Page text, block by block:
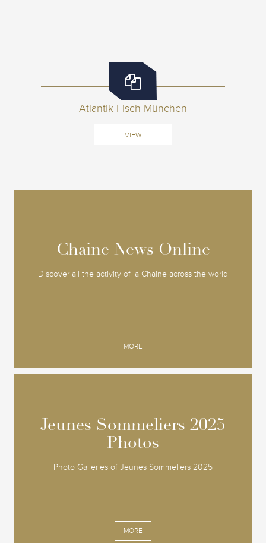
Atlantik Fisch München
VIEW
Chaine News Online
Discover all the activity of la Chaine across the world
MORE
Chaine News Online
Jeunes Sommeliers 2025
Photos
Photo Galleries of Jeunes Sommeliers 2025
MORE
Jeunes Sommeliers 2025
Photos